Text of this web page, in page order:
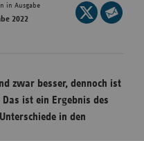
in Ausgabe
2022
Seite
auf
Mail
zwar besser, dennoch ist
ist ein Ergebnis des
in den